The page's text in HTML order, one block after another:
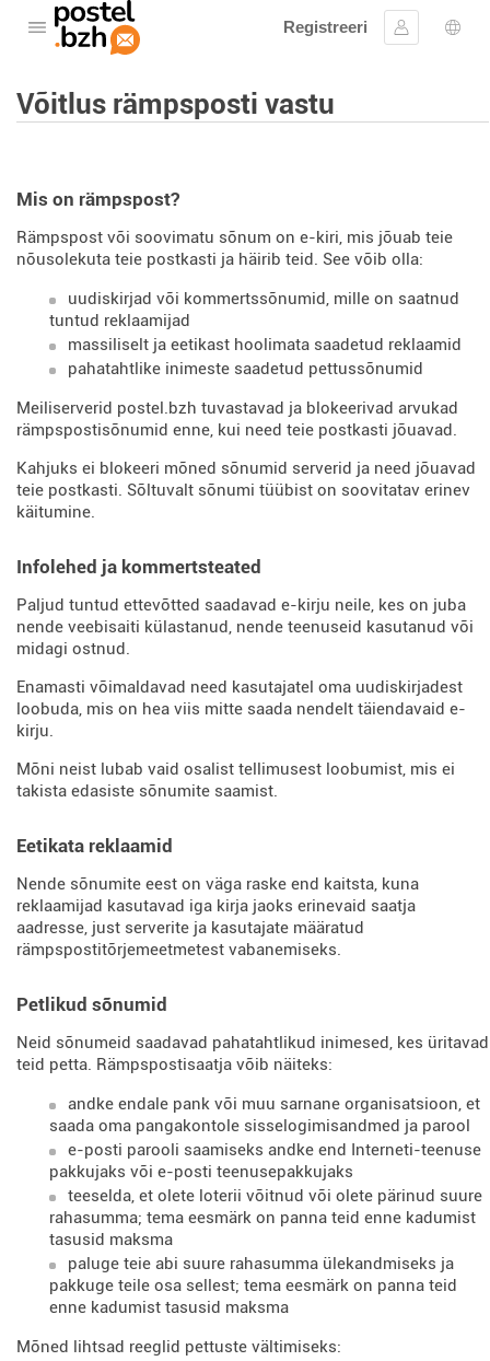
Avage menüü
Registreeri
Logi sisse
Võitlus rämpsposti vastu
Mis on rämpspost?
Rämpspost või soovimatu sõnum on e-kiri, mis jõuab teie
nõusolekuta teie postkasti ja häirib teid. See võib olla:
uudiskirjad või kommertssõnumid, mille on saatnud
tuntud reklaamijad
massiliselt ja eetikast hoolimata saadetud reklaamid
pahatahtlike inimeste saadetud pettussõnumid
Meiliserverid postel.bzh tuvastavad ja blokeerivad arvukad
rämpspostisõnumid enne, kui need teie postkasti jõuavad.
Kahjuks ei blokeeri mõned sõnumid serverid ja need jõuavad
teie postkasti. Sõltuvalt sõnumi tüübist on soovitatav erinev
käitumine.
Infolehed ja kommertsteated
Paljud tuntud ettevõtted saadavad e-kirju neile, kes on juba
nende veebisaiti külastanud, nende teenuseid kasutanud või
midagi ostnud.
Enamasti võimaldavad need kasutajatel oma uudiskirjadest
loobuda, mis on hea viis mitte saada nendelt täiendavaid e-
kirju.
Mõni neist lubab vaid osalist tellimusest loobumist, mis ei
takista edasiste sõnumite saamist.
Eetikata reklaamid
Nende sõnumite eest on väga raske end kaitsta, kuna
reklaamijad kasutavad iga kirja jaoks erinevaid saatja
aadresse, just serverite ja kasutajate määratud
rämpspostitõrjemeetmetest vabanemiseks.
Petlikud sõnumid
Neid sõnumeid saadavad pahatahtlikud inimesed, kes üritavad
teid petta. Rämpspostisaatja võib näiteks:
andke endale pank või muu sarnane organisatsioon, et
saada oma pangakontole sisselogimisandmed ja parool
e-posti parooli saamiseks andke end Interneti-teenuse
pakkujaks või e-posti teenusepakkujaks
teeselda, et olete loterii võitnud või olete pärinud suure
rahasumma; tema eesmärk on panna teid enne kadumist
tasusid maksma
paluge teie abi suure rahasumma ülekandmiseks ja
pakkuge teile osa sellest; tema eesmärk on panna teid
enne kadumist tasusid maksma
Mõned lihtsad reeglid pettuste vältimiseks: